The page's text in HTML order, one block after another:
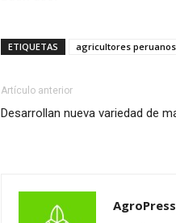
ETIQUETAS agricultores peruanos
Artículo anterior
Desarrollan nueva variedad de
AgroPress